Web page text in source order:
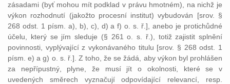
zásadami (byť mohou mít podklad v právu hmotném), na nichž je
výkon rozhodnutí (jakožto procesní institut) vybudován [srov. §
268 odst. 1 písm. a), b), c), d) a f) o. s. ř.], anebo je protichůdné
účelu, který se jím sleduje (§ 261 o. s. ř.), totiž zajistit splnění
povinnosti, vyplývající z vykonávaného titulu [srov. § 268 odst. 1
písm. e) a g) o. s. ř.]. Z toho, že se žádá, aby výkon byl prohlášen
za nepřípustný, plyne, že musí jít o okolnosti, které se v
uvedených směrech vyznačují odpovídající relevancí, resp.